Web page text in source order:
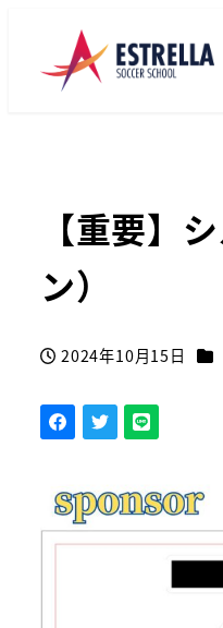
【重要】
ン）
投稿日
2024年10月15日 カ